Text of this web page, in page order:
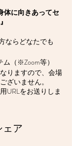
体に向きあってセ
ならどなたでも
（※Zoom等）
りますので、会場
ざいません。
URLをお送りしま
参加費）
ェア